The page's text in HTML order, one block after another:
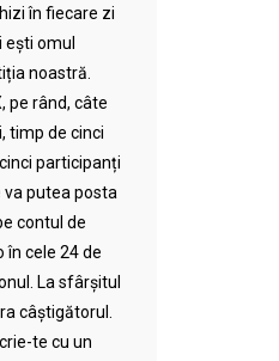
în fiecare zi
omul
noastră.
pe rând, câte
timp de cinci
participanți
putea posta
contul de
în cele 24 de
La sfârșitul
câștigătorul.
te cu un